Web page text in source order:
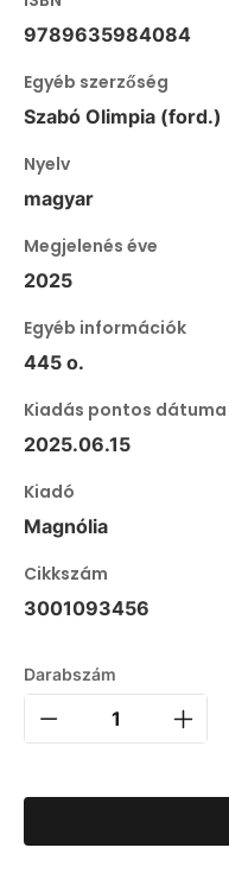
9789635984084
Egyéb szerzőség
Szabó Olimpia (ford.)
Nyelv
magyar
Megjelenés éve
2025
Egyéb információk
445 o.
Kiadás pontos dátuma
2025.06.15
Kiadó
Magnólia
Cikkszám
3001093456
Darabszám